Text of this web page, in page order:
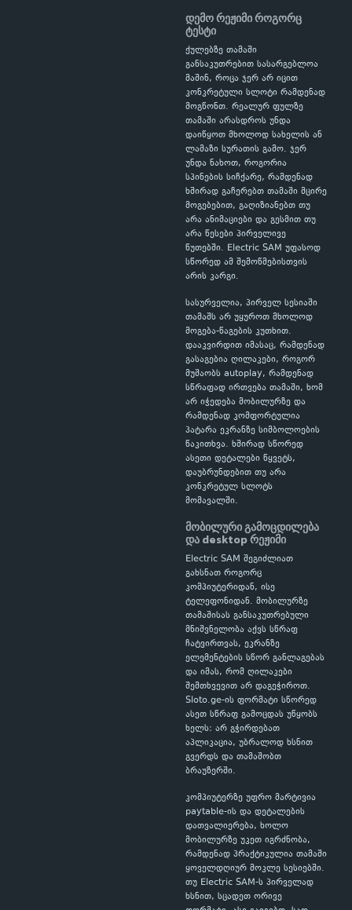
დემო რეჟიმი როგორც
ტესტი
ქულებზე თამაში
განსაკუთრებით სასარგებლოა
მაშინ, როცა ჯერ არ იცით
კონკრეტული სლოტი რამდენად
მოგწონთ. რეალურ ფულზე
თამაში არასდროს უნდა
დაიწყოთ მხოლოდ სახელის ან
ლამაზი სურათის გამო. ჯერ
უნდა ნახოთ, როგორია
სპინების სიჩქარე, რამდენად
ხშირად გაჩერებთ თამაში მცირე
მოგებებით, გაღიზიანებთ თუ
არა ანიმაციები და გესმით თუ
არა წესები პირველივე
წუთებში. Electric SAM უფასოდ
სწორედ ამ შემოწმებისთვის
არის კარგი.
სასურველია, პირველ სესიაში
თამაშს არ უყუროთ მხოლოდ
მოგება-წაგების კუთხით.
დააკვირდით იმასაც, რამდენად
გასაგებია ღილაკები, როგორ
მუშაობს autoplay, რამდენად
სწრაფად ირთვება თამაში, ხომ
არ იჭედება მობილურზე და
რამდენად კომფორტულია
პატარა ეკრანზე სიმბოლოების
წაკითხვა. ხშირად სწორედ
ასეთი დეტალები წყვეტს,
დაუბრუნდებით თუ არა
კონკრეტულ სლოტს
მომავალში.
მობილური გამოცდილება
და desktop რეჟიმი
Electric SAM შეგიძლიათ
გახსნათ როგორც
კომპიუტერიდან, ისე
ტელეფონიდან. მობილურზე
თამაშისას განსაკუთრებული
მნიშვნელობა აქვს სწრაფ
ჩატვირთვას, ეკრანზე
ელემენტების სწორ განლაგებას
და იმას, რომ ღილაკები
შემთხვევით არ დაგეჭიროთ.
Sloto.ge-ის ფორმატი სწორედ
ასეთ სწრაფ გამოცდას უწყობს
ხელს: არ გჭირდებათ
აპლიკაცია, უბრალოდ ხსნით
გვერდს და თამაშობთ
ბრაუზერში.
კომპიუტერზე უფრო მარტივია
paytable-ის და დეტალების
დათვალიერება, ხოლო
მობილურზე უკეთ იგრძნობა,
რამდენად პრაქტიკულია თამაში
ყოველდღიურ მოკლე სესიებში.
თუ Electric SAM-ს პირველად
ხსნით, სცადეთ ორივე